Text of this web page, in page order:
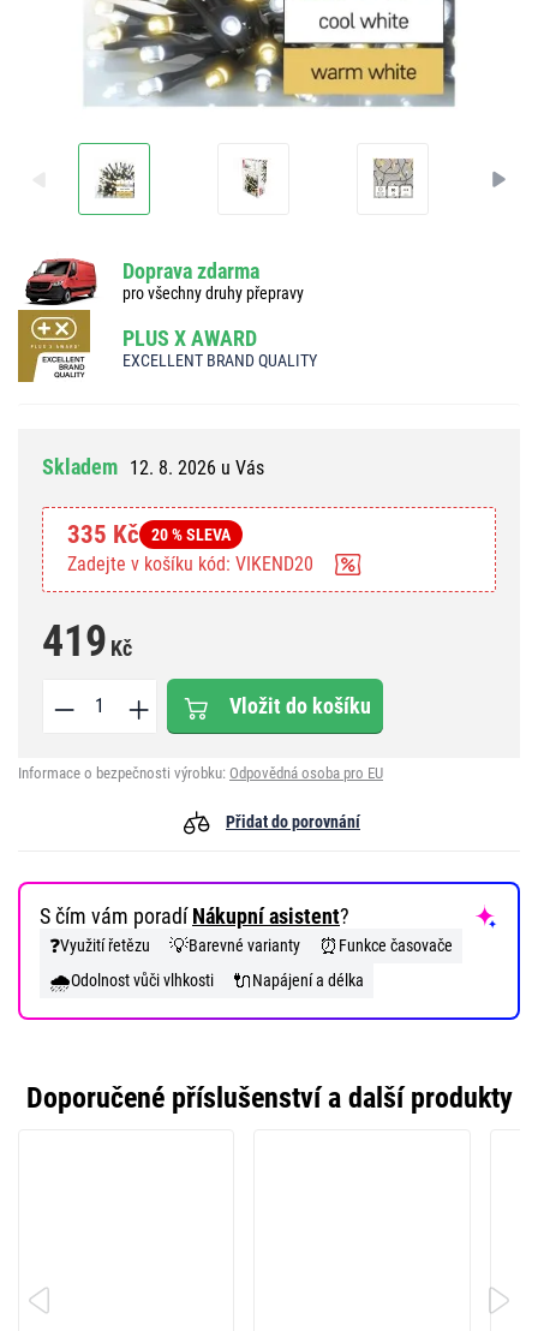
Doprava zdarma
pro všechny druhy přepravy
PLUS X AWARD
EXCELLENT BRAND QUALITY
Skladem 12. 8. 2026 u Vás
335 Kč 20 % SLEVA
Zadejte v košíku kód: VIKEND20
419 Kč
Vložit do košíku
Informace o bezpečnosti výrobku: Odpovědná osoba pro EU
Přidat do porovnání
S čím vám poradíNákupní asistent?
❓Využití řetězu 💡Barevné varianty ⏰ Funkce časovače
🌧️Odolnost vůči vlhkosti 🔌Napájení a délka
Doporučené příslušenství a další produkty